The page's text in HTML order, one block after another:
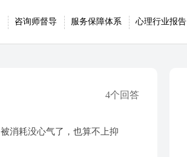
咨询师督导 服务保障体系 心理行业报告
4个回答
消耗没心气了，也算不上抑